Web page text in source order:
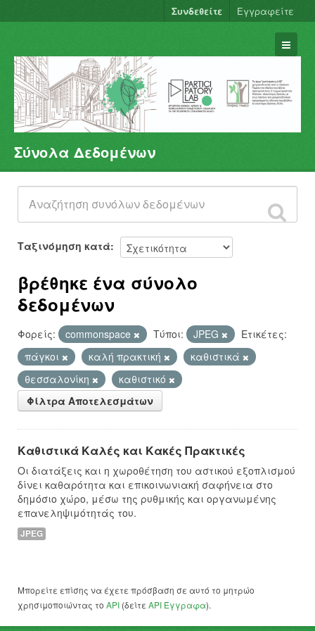
Συνδεθείτε Εγγραφείτε
Σύνολα Δεδομένων
Φορείς
Ομάδες
Σχετικά
Σύνολα Δεδομένων
Ταξινόμηση κατά
βρέθηκε ένα σύνολο
δεδομένων
Φορείς: commonspace Τύποι: JPEG
Ετικέτες:
πάγκοι
καλή πρακτική
καθιστικά
θεσσαλονίκη
καθιστικό
Φίλτρα Αποτελεσμάτων
Καθιστικά Καλές και Κακές Πρακτικές
Οι διατάξεις και η χωροθέτηση του αστικού εξοπλισμού
δίνει καθαρότητα και επικοινωνιακή σαφήνεια στο
δημόσιο χώρο, μέσω της ρυθμικής και οργανωμένης
επανεληψιμότητάς του.
JPEG
Μπορείτε επίσης να έχετε πρόσβαση σε αυτό το μητρώο
χρησιμοποιώντας το API (δείτε API Έγγραφα).